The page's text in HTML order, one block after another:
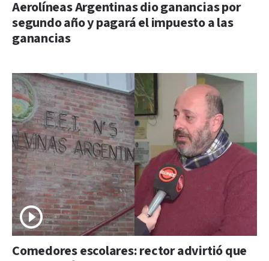
Aerolíneas Argentinas dio ganancias por
segundo año y pagará el impuesto a las
ganancias
Comedores escolares: rector advirtió que